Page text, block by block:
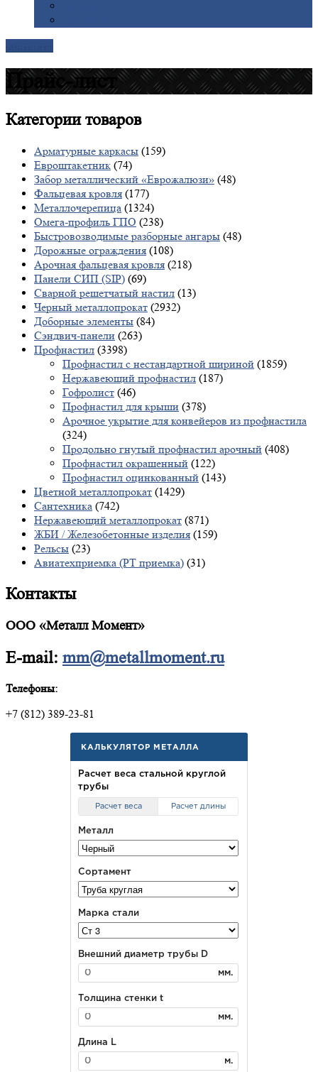
Прайс-лист
Категориитоваров
Арматурные каркасы (159)
Евроштакетник (74)
Забор металлический «Еврожалюзи» (48)
Фальцевая кровля (177)
Металлочерепица (1324)
Омега-профиль ГПО (238)
Быстровозводимые разборные ангары (48)
Дорожные ограждения (108)
Арочная фальцевая кровля (218)
Панели СИП (SIP) (69)
Сварной решетчатый настил (13)
Черный металлопрокат (2932)
Доборные элементы (84)
Сэндвич-панели (263)
Профнастил (3398)
Профнастил с нестандартной шириной (1859)
Нержавеющий профнастил (187)
Гофролист (46)
Профнастил для крыши (378)
Арочное укрытие для конвейеров из профнастила
(324)
Продольно гнутый профнастил арочный (408)
Профнастил окрашенный (122)
Профнастил оцинкованный (143)
Цветной металлопрокат (1429)
Сантехника (742)
Нержавеющий металлопрокат (871)
ЖБИ / Железобетонные изделия (159)
Рельсы (23)
Авиатехприемка (РТ приемка) (31)
Контакты
ООО «Металл Момент»
E-mail: mm@metallmoment.ru
Телефоны:
+7 (812) 389-23-81